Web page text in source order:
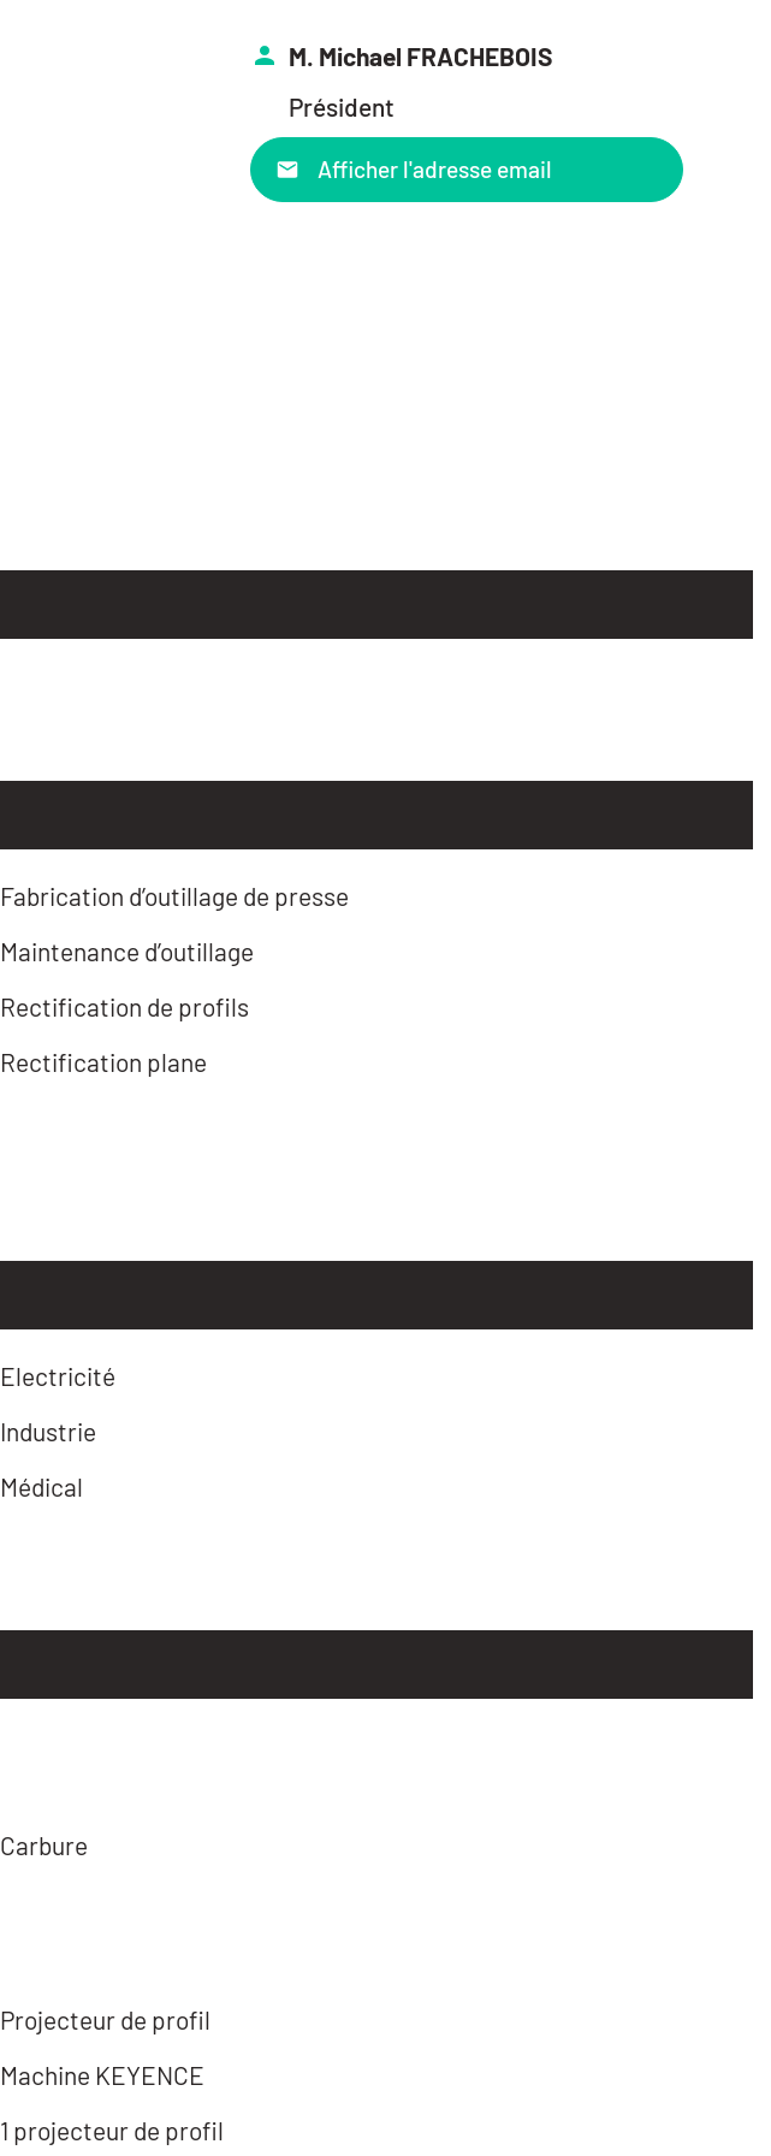
M. Michael FRACHEBOIS
Président
Afficher l'adresse email
Fabrication d’outillage de presse
Maintenance d’outillage
Rectification de profils
Rectification plane
Electricité
Industrie
Médical
Carbure
Projecteur de profil
Machine KEYENCE
1 projecteur de profil